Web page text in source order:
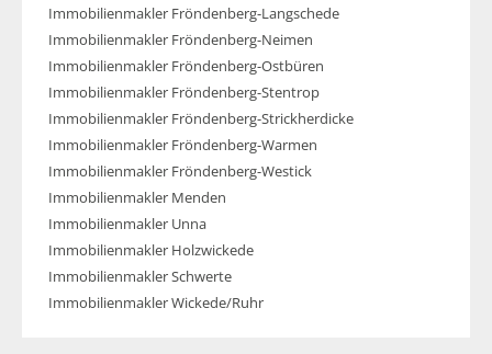
Immobilienmakler Fröndenberg-Langschede
Immobilienmakler Fröndenberg-Neimen
Immobilienmakler Fröndenberg-Ostbüren
Immobilienmakler Fröndenberg-Stentrop
Immobilienmakler Fröndenberg-Strickherdicke
Immobilienmakler Fröndenberg-Warmen
Immobilienmakler Fröndenberg-Westick
Immobilienmakler Menden
Immobilienmakler Unna
Immobilienmakler Holzwickede
Immobilienmakler Schwerte
Immobilienmakler Wickede/Ruhr